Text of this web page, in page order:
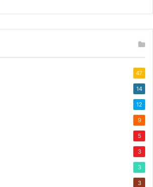
47
14
12
9
5
3
3
3